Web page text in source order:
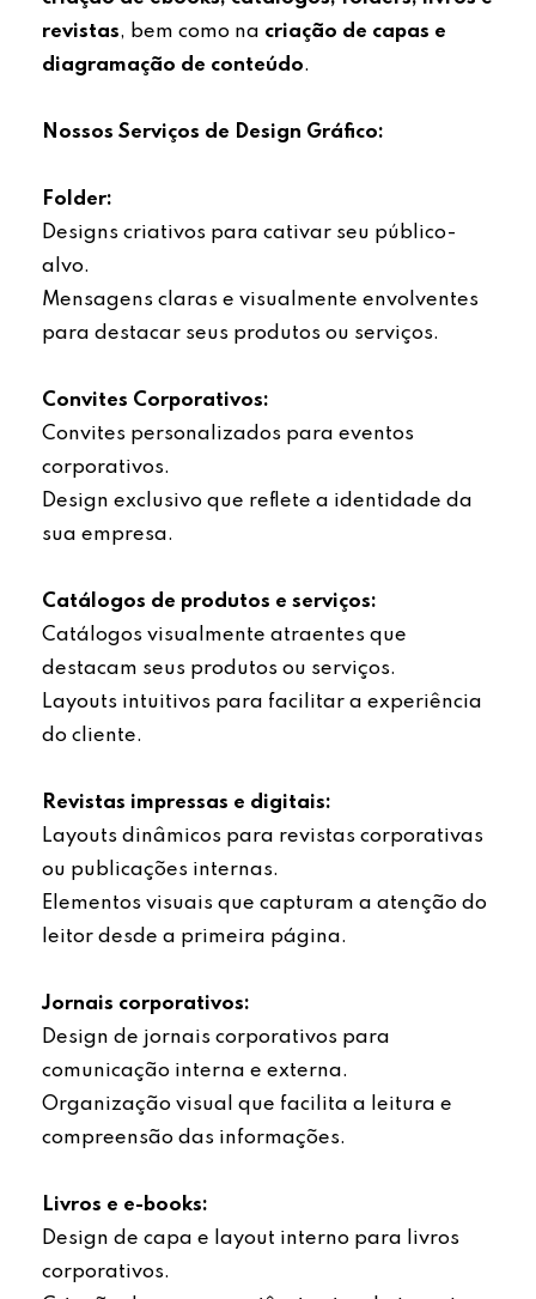
revistas, bem como na criação de capas e
diagramação de conteúdo.
Nossos Serviços de Design Gráfico:
Folder:
Designs criativos para cativar seu público-
alvo.
Mensagens claras e visualmente envolventes
para destacar seus produtos ou serviços.
Convites Corporativos:
Convites personalizados para eventos
corporativos.
Design exclusivo que reflete a identidade da
sua empresa.
Catálogos de produtos e serviços:
Catálogos visualmente atraentes que
destacam seus produtos ou serviços.
Layouts intuitivos para facilitar a experiência
do cliente.
Revistas impressas e digitais:
Layouts dinâmicos para revistas corporativas
ou publicações internas.
Elementos visuais que capturam a atenção do
leitor desde a primeira página.
Jornais corporativos:
Design de jornais corporativos para
comunicação interna e externa.
Organização visual que facilita a leitura e
compreensão das informações.
Livros e e-books:
Design de capa e layout interno para livros
corporativos.